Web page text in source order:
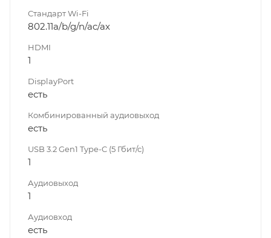
Стандарт Wi-Fi
802.11a/b/g/n/ac/ax
HDMI
1
DisplayPort
есть
Комбинированный аудиовыход
есть
USB 3.2 Gen1 Type-C (5 Гбит/с)
1
Аудиовыход
1
Аудиовход
есть